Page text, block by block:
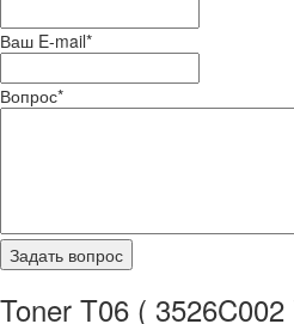
Ваш E-mail*
Вопрос*
Toner T06 (